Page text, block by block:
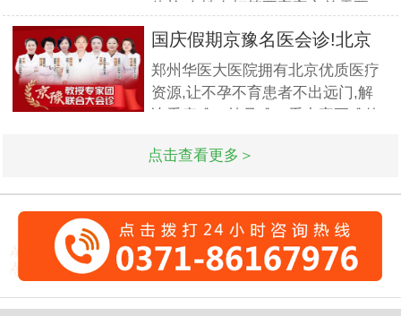
到医院做孕前检查,这样才能更好
的保证怀孕的诊疗率.有患者想了
解排卵障碍检查什么?怎么治疗?我
们来一起了解下. 排卵障碍检查什
国庆假期京豫名医会诊!北京
不孕
郑州华医大医院拥有北京优质医疗
资源,让不孕不育患者不出远门,解
决看病难、挂号难、看专家更难的
北京专家将与郑州华医大医院名医
生
点击查看更多＞